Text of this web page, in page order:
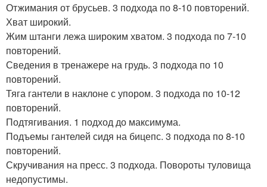
Отжимания от брусьев. 3 подхода по 8-10 повторений.
Хват широкий.
Жим штанги лежа широким хватом. 3 подхода по 7-10
повторений.
Сведения в тренажере на грудь. 3 подхода по 10
повторений.
Тяга гантели в наклоне с упором. 3 подхода по 10-12
повторений.
Подтягивания. 1 подход до максимума.
Подъемы гантелей сидя на бицепс. 3 подхода по 8-10
повторений.
Скручивания на пресс. 3 подхода. Повороты туловища
недопустимы.